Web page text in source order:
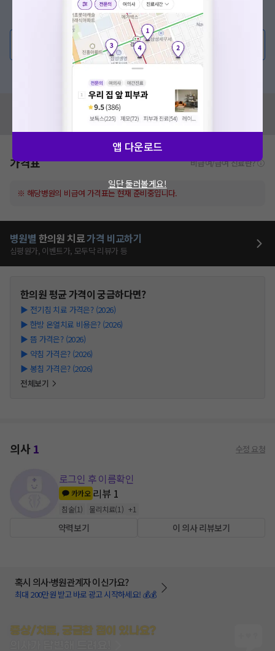
증상/치료, 궁금한 점이 있나요?
의사가 직접 답해드려요!
💬 무엇이든 물어보세요
혹은, 의료상담 서비스에 다양한 게시글 보러가기
혹시 잘못된 병원정보가 있나요?
모두닥 팀에 알려주세요!
가격표 비급여/급여 진료란?
※ 해당병원의 비급여 가격표는 현재 준비중입니다.
병원별 한의원 치료가격 비교하기
심평원가, 이벤트가, 모두닥 리뷰가 등
한의원평균 가격이 궁금하다면?
▶ 전기침 치료 가격은? (2026)
▶ 한방 온열치료 비용은? (2026)
▶ 뜸 가격은? (2026)
▶ 약침 가격은? (2026)
▶ 봉침 가격은? (2026)
전체보기
의사1 수정 요청
로그인 후 이름확인
카카오 리뷰 1
침술(1) 물리치료(1 ) +1
약력보기 이 의사 리뷰보기
혹시 의사·병원관계자 이신가요?
최대 200만원 받고 바로 광고 시작하세요! 💰💰
증상/치료, 궁금한 점이 있나요?
앱 다운로드
일단 둘러볼게요!